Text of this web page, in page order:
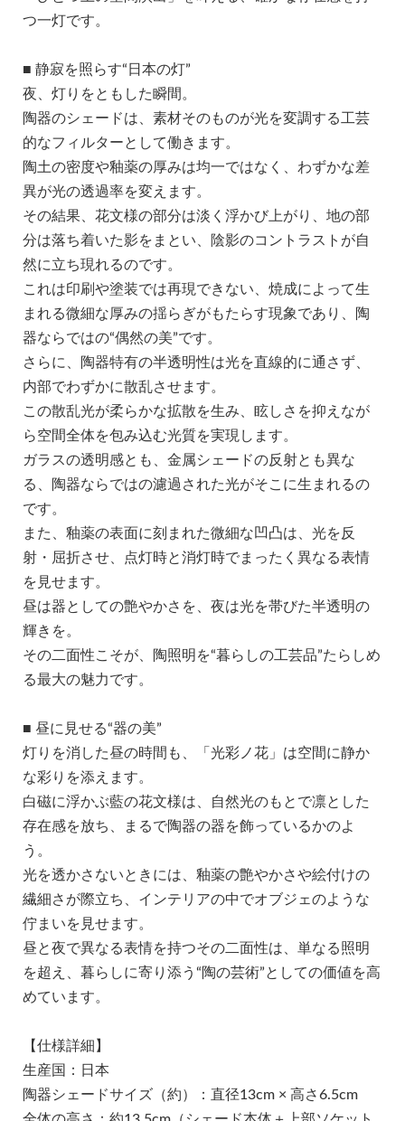
つ一灯です。
■ 静寂を照らす“日本の灯”
夜、灯りをともした瞬間。
陶器のシェードは、素材そのものが光を変調する工芸
的なフィルターとして働きます。
陶土の密度や釉薬の厚みは均一ではなく、わずかな差
異が光の透過率を変えます。
その結果、花文様の部分は淡く浮かび上がり、地の部
分は落ち着いた影をまとい、陰影のコントラストが自
然に立ち現れるのです。
これは印刷や塗装では再現できない、焼成によって生
まれる微細な厚みの揺らぎがもたらす現象であり、陶
器ならではの“偶然の美”です。
さらに、陶器特有の半透明性は光を直線的に通さず、
内部でわずかに散乱させます。
この散乱光が柔らかな拡散を生み、眩しさを抑えなが
ら空間全体を包み込む光質を実現します。
ガラスの透明感とも、金属シェードの反射とも異な
る、陶器ならではの濾過された光がそこに生まれるの
です。
また、釉薬の表面に刻まれた微細な凹凸は、光を反
射・屈折させ、点灯時と消灯時でまったく異なる表情
を見せます。
昼は器としての艶やかさを、夜は光を帯びた半透明の
輝きを。
その二面性こそが、陶照明を“暮らしの工芸品”たらしめ
る最大の魅力です。
■ 昼に見せる“器の美”
灯りを消した昼の時間も、「光彩ノ花」は空間に静か
な彩りを添えます。
白磁に浮かぶ藍の花文様は、自然光のもとで凛とした
存在感を放ち、まるで陶器の器を飾っているかのよ
う。
光を透かさないときには、釉薬の艶やかさや絵付けの
繊細さが際立ち、インテリアの中でオブジェのような
佇まいを見せます。
昼と夜で異なる表情を持つその二面性は、単なる照明
を超え、暮らしに寄り添う“陶の芸術”としての価値を高
めています。
【仕様詳細】
生産国：日本
陶器シェードサイズ（約）：直径13cm × 高さ6.5cm